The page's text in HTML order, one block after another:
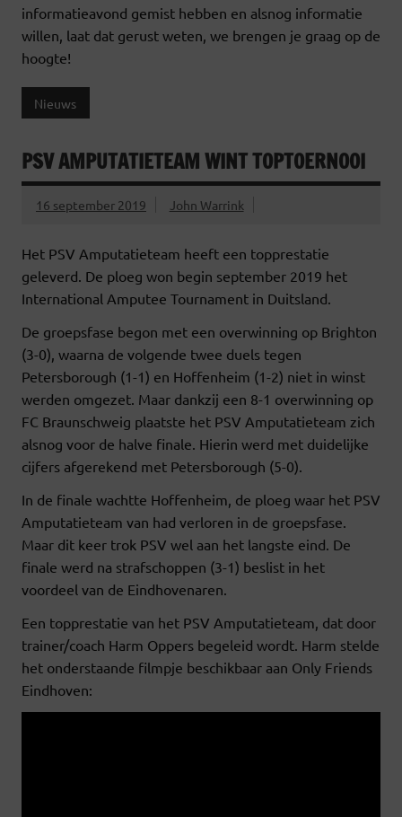
informatieavond gemist hebben en alsnog informatie
willen, laat dat gerust weten, we brengen je graag op de
hoogte!
Nieuws
PSV AMPUTATIETEAM WINT TOPTOERNOOI
16 september 2019 John Warrink
Het PSV Amputatieteam heeft een topprestatie
geleverd. De ploeg won begin september 2019 het
International Amputee Tournament in Duitsland.
De groepsfase begon met een overwinning op Brighton
(3-0), waarna de volgende twee duels tegen
Petersborough (1-1) en Hoffenheim (1-2) niet in winst
werden omgezet. Maar dankzij een 8-1 overwinning op
FC Braunschweig plaatste het PSV Amputatieteam zich
alsnog voor de halve finale. Hierin werd met duidelijke
cijfers afgerekend met Petersborough (5-0).
In de finale wachtte Hoffenheim, de ploeg waar het PSV
Amputatieteam van had verloren in de groepsfase.
Maar dit keer trok PSV wel aan het langste eind. De
finale werd na strafschoppen (3-1) beslist in het
voordeel van de Eindhovenaren.
Een topprestatie van het PSV Amputatieteam, dat door
trainer/coach Harm Oppers begeleid wordt. Harm stelde
het onderstaande filmpje beschikbaar aan Only Friends
Eindhoven: